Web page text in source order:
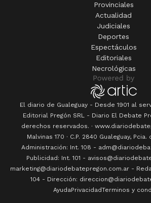
Provinciales
Actualidad
Judiciales
Deportes
Espectáculos
Editoriales
Necrológicas
El diario de Gualeguay - Desde 1901 al
Editorial Pregón SRL - Diario El Debate
derechos reservados. · www.
Malvinas 170 · C.P. 2840 Gualeguay, Pcia.
Administración: Int. 108 -
Publicidad: Int. 101 -
marketing@diariodebatepregon.com.ar -
104 - Dirección:
AyudaPrivacidadTerminos y